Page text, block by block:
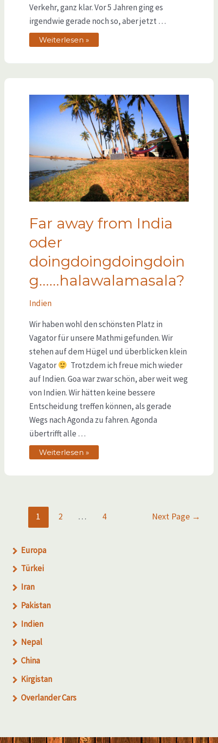
Verkehr, ganz klar. Vor 5 Jahren ging es
irgendwie gerade noch so, aber jetzt …
Weiterlesen »
Far away from India
oder
doingdoingdoingdoin
g……halawalamasala?
Indien
Wir haben wohl den schönsten Platz in
Vagator für unsere Mathmi gefunden. Wir
stehen auf dem Hügel und überblicken klein
Vagator
Trotzdem ich freue mich wieder
auf Indien. Goa war zwar schön, aber weit weg
von Indien. Wir hätten keine bessere
Entscheidung treffen können, als gerade
Wegs nach Agonda zu fahren. Agonda
übertrifft alle …
Weiterlesen »
1 2 … 4 Next Page →
Europa
Türkei
Iran
Pakistan
Indien
Nepal
China
Kirgistan
Overlander Cars